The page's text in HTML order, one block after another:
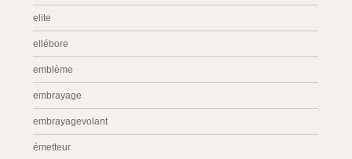
elite
ellébore
emblème
embrayage
embrayagevolant
émetteur